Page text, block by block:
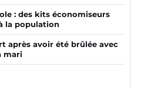
: des kits économiseurs
la population
après avoir été brûlée avec
mari